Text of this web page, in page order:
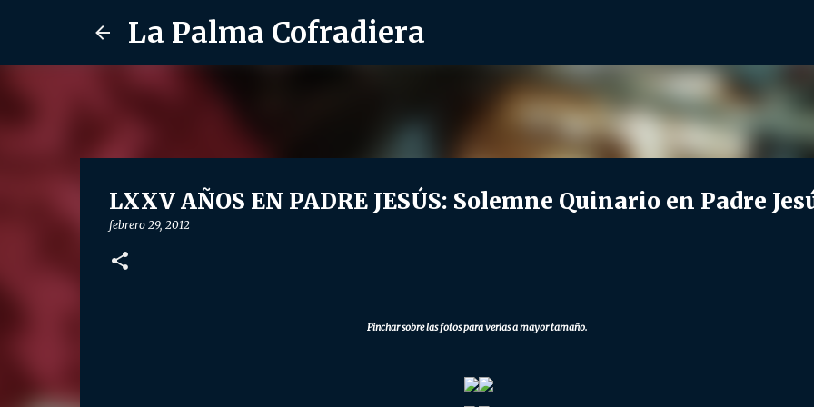
La Palma Cofradiera
LXXV AÑOS EN PADRE JESÚS: Solemne Quinario en Padre
febrero 29, 2012
Pinchar sobre las fotos para verlas a mayor tamaño.